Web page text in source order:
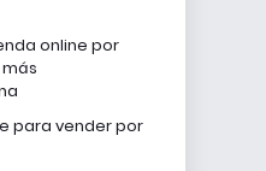
online por
para vender por